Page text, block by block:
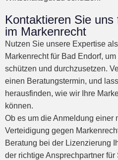
Kontaktieren Sie
im Markenrecht
Nutzen Sie unsere Expertise
Markenrecht für Bad Endorf,
schützen und durchzusetzen.
einen Beratungstermin, und
herausfinden, wie wir Ihre
können.
Ob es um die Anmeldung einer
Verteidigung gegen
Beratung bei der Lizenzierung
der richtige Ansprechpartner